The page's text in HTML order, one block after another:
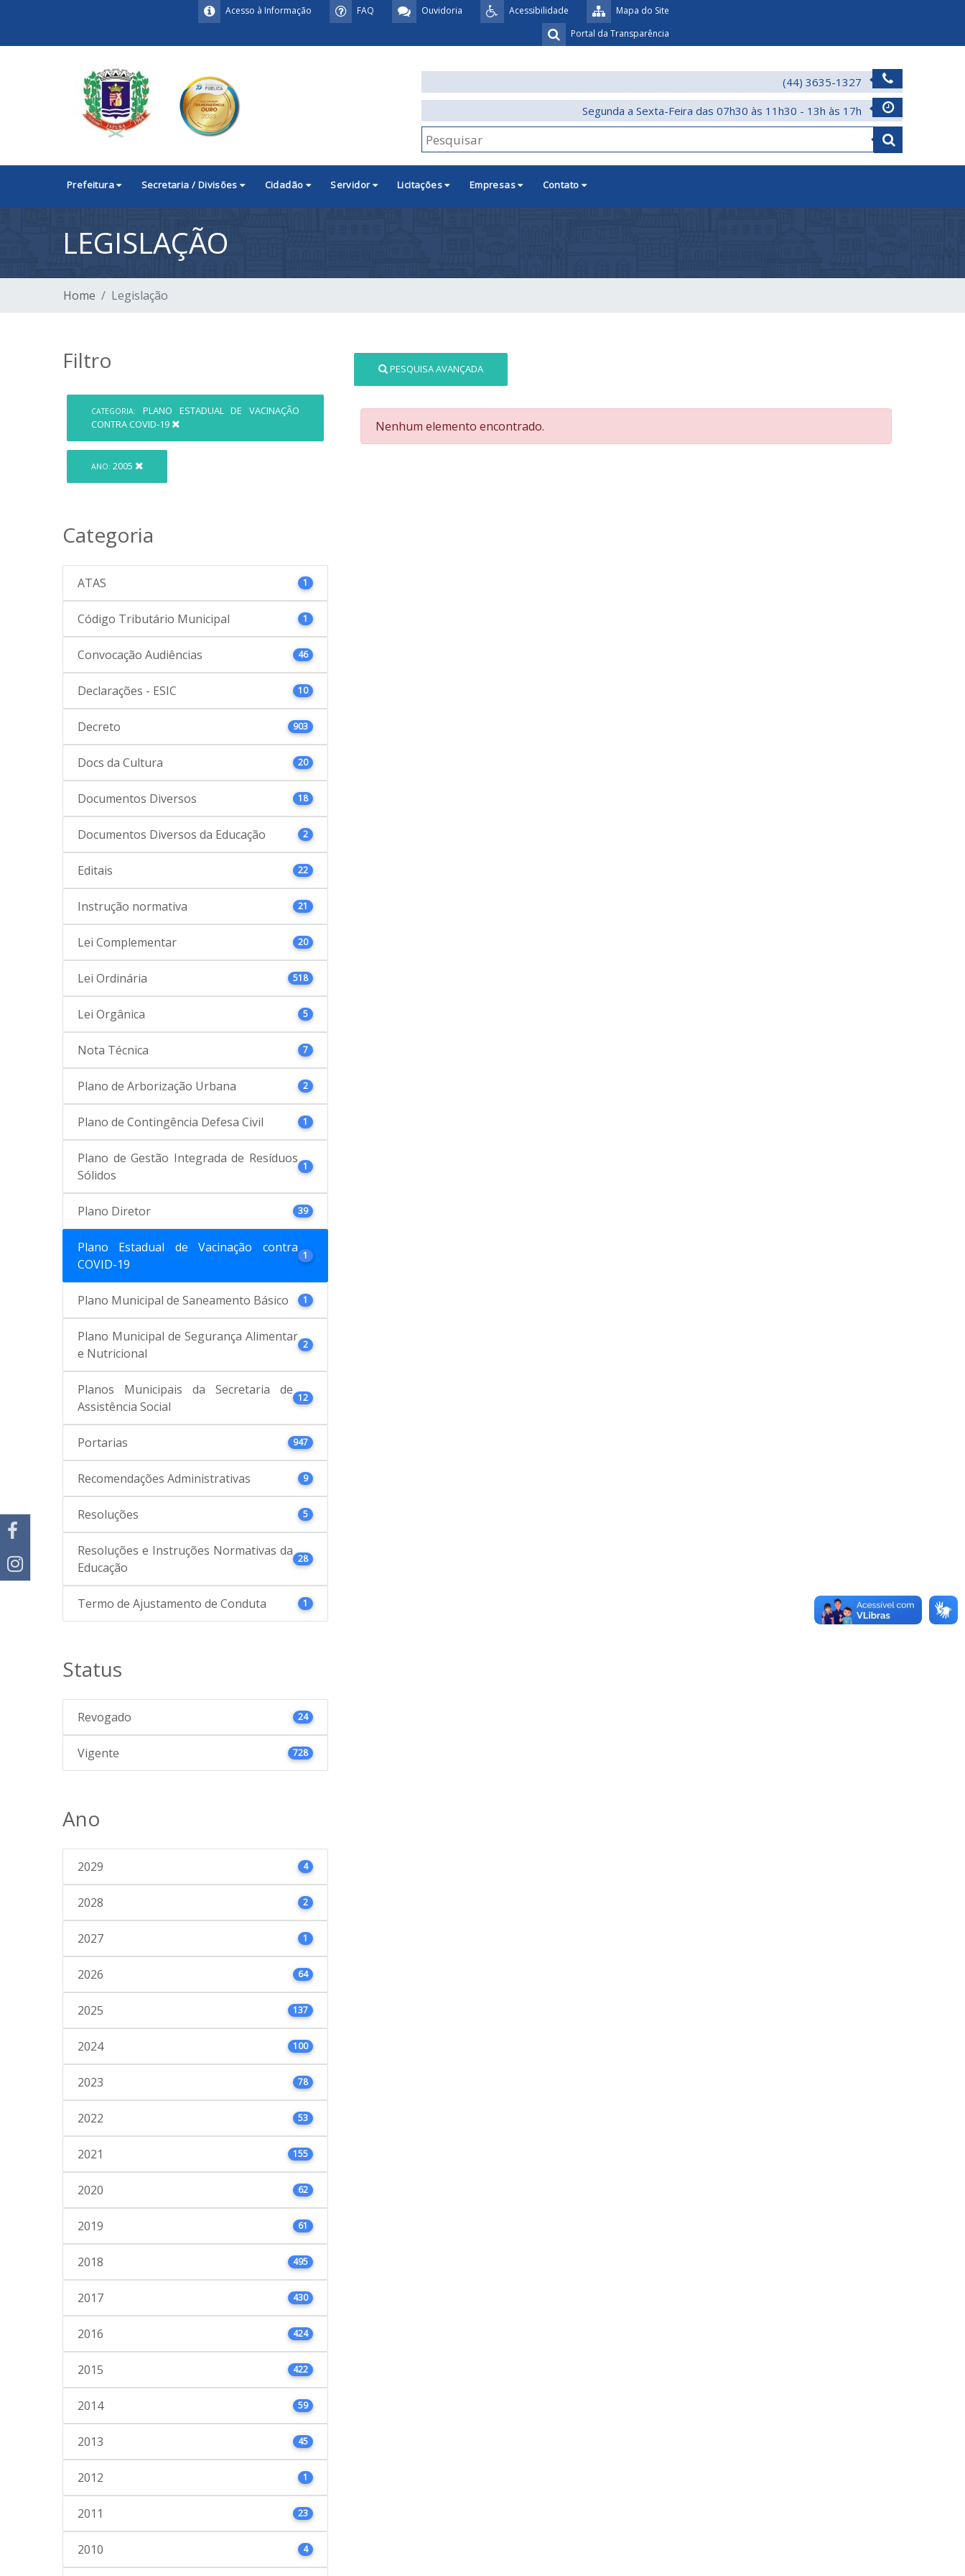
Mapa do Site
Acessibilidade
Ouvidoria
FAQ
Acesso à Informação
Portal da Transparência
(44) 3635-1327
Segunda a Sexta-Feira das 07h30 às 11h30 - 13h às 17h
Prefeitura Secretaria / Divisões Cidadão Servidor Licitações Empresas Contato
LEGISLAÇÃO
Home Legislação
Filtro
CATEGORIA:
PLANO ESTADUAL DE VACINAÇÃO
CONTRA COVID-19
ANO: 2005
Categoria
ATAS 1
Código Tributário Municipal 1
Convocação Audiências 46
Declarações - ESIC 10
Decreto 903
Docs da Cultura 20
Documentos Diversos 18
Documentos Diversos da Educação 2
Editais 22
Instrução normativa 21
Lei Complementar 20
Lei Ordinária 518
Lei Orgânica 5
Nota Técnica 7
Plano de Arborização Urbana 2
Plano de Contingência Defesa Civil 1
Plano de Gestão Integrada de Resíduos
Sólidos
1
Plano Diretor 39
Plano Estadual de Vacinação contra
COVID-19
1
Plano Municipal de Saneamento Básico 1
Plano Municipal de Segurança Alimentar
e Nutricional
2
Planos Municipais da Secretaria de
Assistência Social
12
Portarias 947
Recomendações Administrativas 9
Resoluções 5
Resoluções e Instruções Normativas da
Educação
28
Termo de Ajustamento de Conduta 1
Status
Revogado 24
Vigente 728
Ano
2029 4
2028 2
2027 1
2026 64
2025 137
2024 100
2023 78
2022 53
2021 155
2020 62
2019 61
2018 495
2017 430
2016 424
2015 422
2014 59
2013 45
2012 1
2011 23
2010 4
PESQUISA AVANÇADA
Nenhum elemento encontrado.